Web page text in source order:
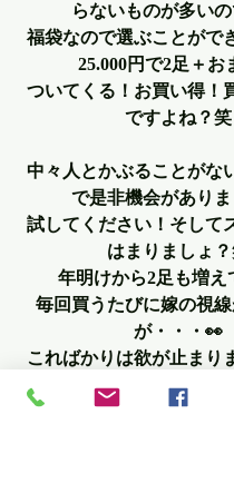
らないものが多い
福袋なので選ぶことがで
25.000円で2足＋お
ついてくる！お買い得！
ですよね？笑
中々人とかぶることがな
で是非機会があり
試してください！そして
はまりましょ
年明けから2足も増え
毎回買うたびに嫁の視
が・・・👀
こればかりは欲が止まり
笑